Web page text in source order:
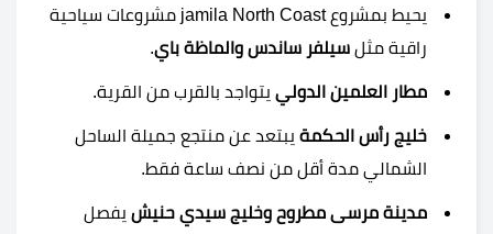
يحيط بمشروع jamila North Coast مشروعات سياحية
راقية مثل سيلفر ساندس والماظة باي.
مطار العلمين الدولي يتواجد بالقرب من القرية.
خليج رأس الحكمة يبتعد عن منتجع جميلة الساحل
الشمالي مدة أقل من نصف ساعة فقط.
مدينة مرسى مطروح وخليج سيدي حنيش يفصل